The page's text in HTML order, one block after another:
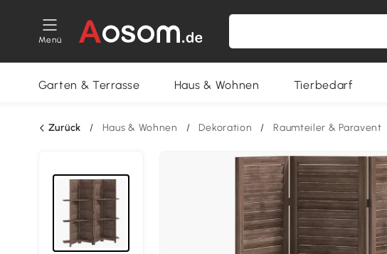
Menü
Garten & Terrasse Haus & Wohnen Tierbedarf
Zurück / Haus & Wohnen / Dekoration / Raumteiler & Paravent